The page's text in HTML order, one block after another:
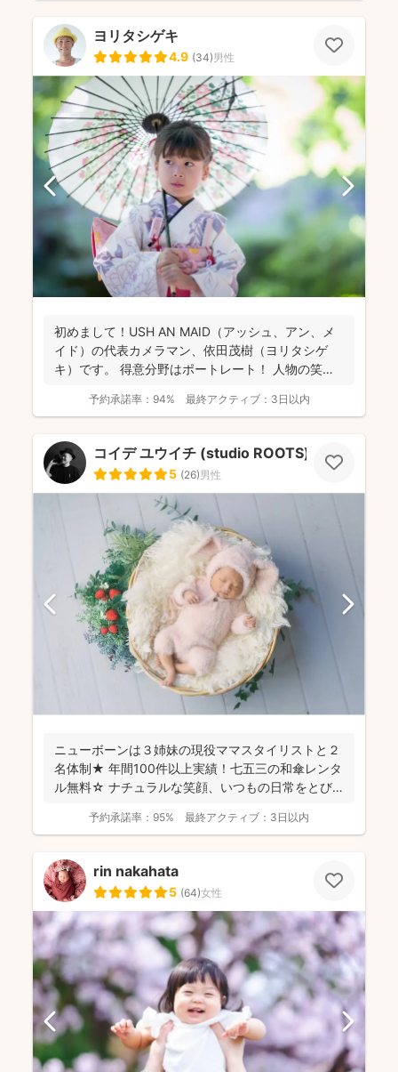
ヨリタシゲキ
4.9 (34)男性
初めまして！USH AN MAID（アッシュ、アン、メ
イド）の代表カメラマン、依田茂樹（ヨリタシゲ
キ）です。 得意分野はポートレート！ 人物の笑顔
予約承諾率： 94% 最終アクティブ： 3日以内
コイデ ユウイチ (studio ROOTS)
5 (26)男性
ニューボーンは３姉妹の現役ママスタイリストと２
名体制★ 年間100件以上実績！七五三の和傘レンタ
ル無料☆ ナチュラルな笑顔、いつもの日常をとび
予約承諾率： 95% 最終アクティブ： 3日以内
rin nakahata
5 (64)女性